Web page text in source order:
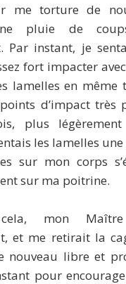
me torture de
pluie de
Par instant, je
fort impacter
lamelles en même
d’impact très
plus légèrement
les lamelles
sur mon corps
sur ma poitrine.
mon
et me retirait la
nouveau libre et
pour